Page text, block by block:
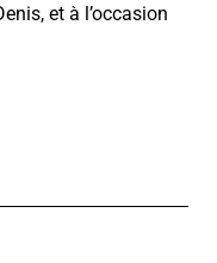
et à l’occasion